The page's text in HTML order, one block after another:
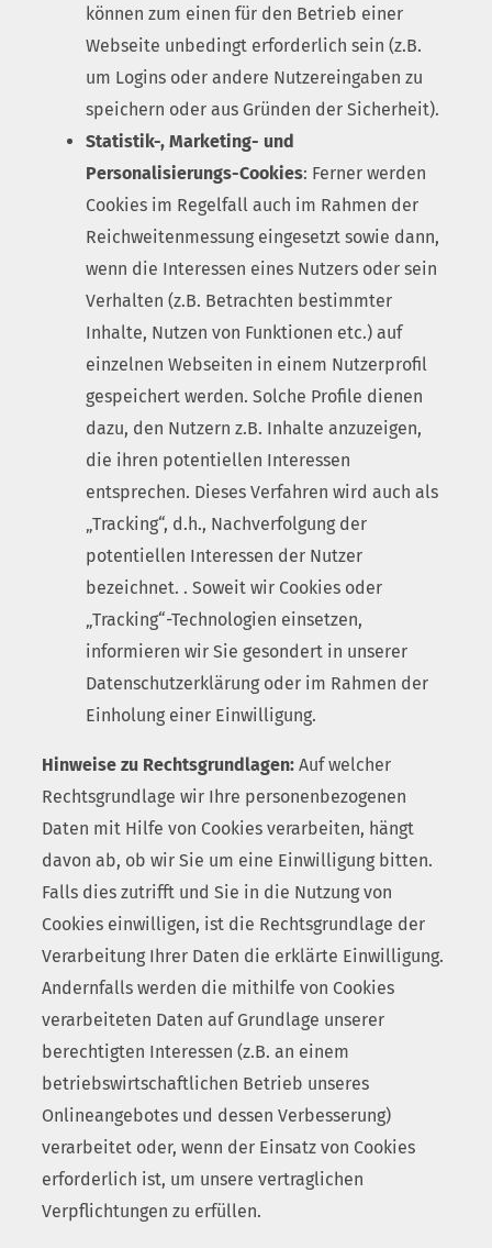
können zum einen für den Betrieb einer
Webseite unbedingt erforderlich sein (z.B.
um Logins oder andere Nutzereingaben zu
speichern oder aus Gründen der Sicherheit).
Statistik-, Marketing- und
Personalisierungs-Cookies: Ferner werden
Cookies im Regelfall auch im Rahmen der
Reichweitenmessung eingesetzt sowie dann,
wenn die Interessen eines Nutzers oder sein
Verhalten (z.B. Betrachten bestimmter
Inhalte, Nutzen von Funktionen etc.) auf
einzelnen Webseiten in einem Nutzerprofil
gespeichert werden. Solche Profile dienen
dazu, den Nutzern z.B. Inhalte anzuzeigen,
die ihren potentiellen Interessen
entsprechen. Dieses Verfahren wird auch als
„Tracking“, d.h., Nachverfolgung der
potentiellen Interessen der Nutzer
bezeichnet. . Soweit wir Cookies oder
„Tracking“-Technologien einsetzen,
informieren wir Sie gesondert in unserer
Datenschutzerklärung oder im Rahmen der
Einholung einer Einwilligung.
Hinweise zu Rechtsgrundlagen: Auf welcher
Rechtsgrundlage wir Ihre personenbezogenen
Daten mit Hilfe von Cookies verarbeiten, hängt
davon ab, ob wir Sie um eine Einwilligung bitten.
Falls dies zutrifft und Sie in die Nutzung von
Cookies einwilligen, ist die Rechtsgrundlage der
Verarbeitung Ihrer Daten die erklärte Einwilligung.
Andernfalls werden die mithilfe von Cookies
verarbeiteten Daten auf Grundlage unserer
berechtigten Interessen (z.B. an einem
betriebswirtschaftlichen Betrieb unseres
Onlineangebotes und dessen Verbesserung)
verarbeitet oder, wenn der Einsatz von Cookies
erforderlich ist, um unsere vertraglichen
Verpflichtungen zu erfüllen.